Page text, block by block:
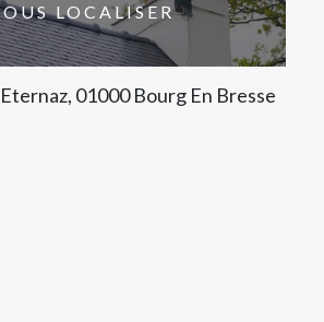
LOCALISER
01000 Bourg En Bresse